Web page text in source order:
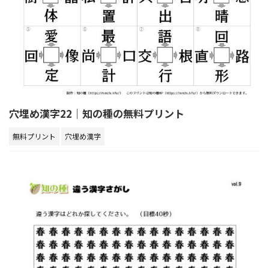
穴埋め漢字22｜知の種の無料プリント
無料プリント 穴埋め漢字